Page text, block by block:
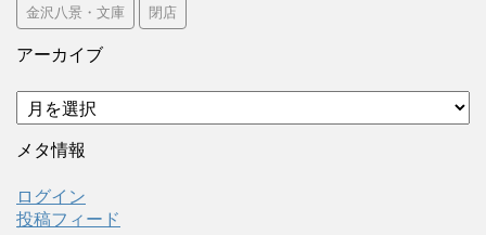
金沢八景・文庫 閉店
アーカイブ
ア
ー
カ
ブ
メタ情報
ログイン
投稿フィード